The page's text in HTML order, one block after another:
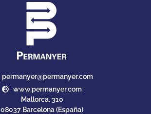
permanyer@permanyer.com
www.permanyer.com
Mallorca, 310
08037 Barcelona (España)